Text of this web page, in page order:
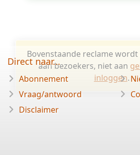
Bovenstaande reclame
aan bezoekers, niet aan
inloggen.
Direct naar...
Abonnement
Vraag/antwoord
Disclaimer